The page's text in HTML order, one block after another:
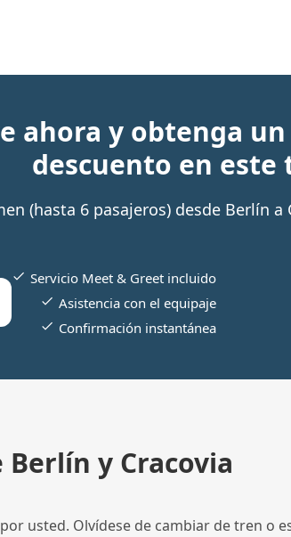
ahora y obtenga un
descuento en este
(hasta 6 pasajeros) desde Berlín
Servicio Meet & Greet incluido
Asistencia con el equipaje
Confirmación instantánea
y Cracovia
usted. Olvídese de cambiar de tren o